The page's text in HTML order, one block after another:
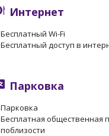
Интернет
Бесплатный Wi-Fi
Бесплатный доступ в
Парковка
Парковка
Бесплатная общественная
поблизости